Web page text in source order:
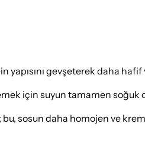
gevşeterek daha hafif
için suyun tamamen soğuk
sosun daha homojen ve